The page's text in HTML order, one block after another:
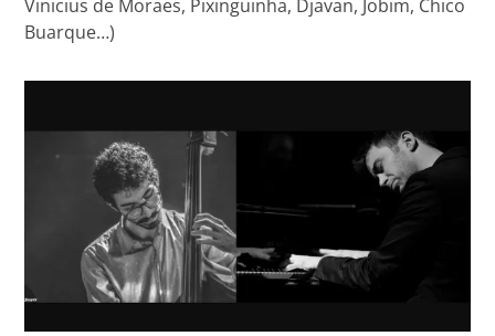
Vinicius de Moraes, Pixinguinha, Djavan, Jobim, Chico
Buarque…)